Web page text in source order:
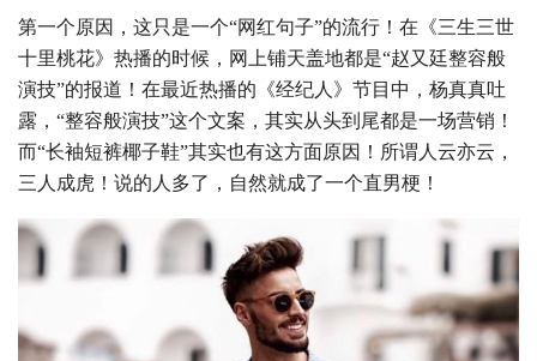
第一个原因，这只是一个“网红句子”的流行！在《三生三世
十里桃花》热播的时候，网上铺天盖地都是“赵又廷整容般
演技”的报道！在最近热播的《经纪人》节目中，杨真真吐
露，“整容般演技”这个文案，其实从头到尾都是一场营销！
而“长袖短裤椰子鞋”其实也有这方面原因！所谓人云亦云，
三人成虎！说的人多了，自然就成了一个直男梗！